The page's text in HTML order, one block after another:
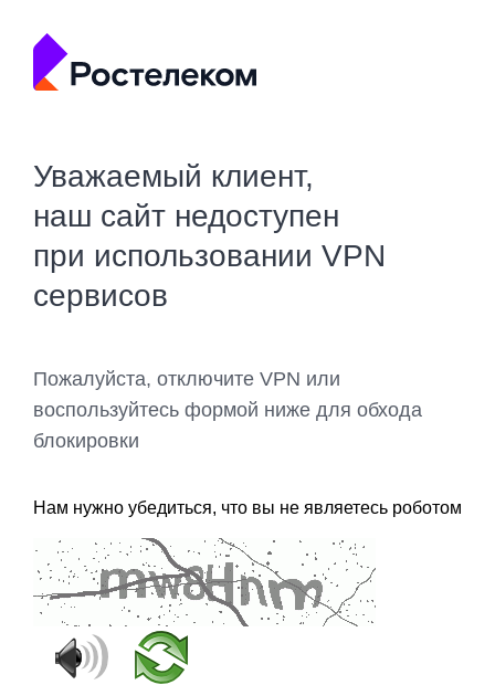
Уважаемый клиент,
наш сайт недоступен
при использовании VPN
сервисов
Пожалуйста, отключите VPN или
воспользуйтесь формой ниже для обхода
блокировки
Нам нужно убедиться, что вы не являетесь роботом